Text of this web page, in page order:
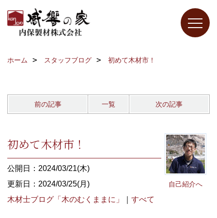
ホーム スタッフブログ 初めて木材市！
前の記事 一覧 次の記事
自己紹介へ
初めて木材市！
公開日：2024/03/21(木)
更新日：2024/03/25(月)
木材士ブログ「木のむくままに」
すべて